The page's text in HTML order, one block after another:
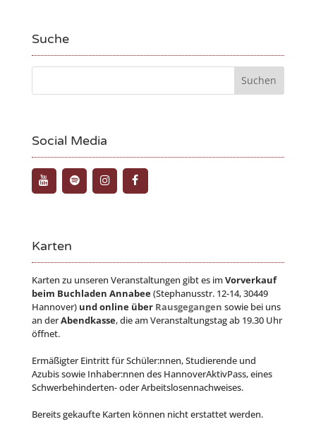
Suche
Social Media
Karten
Karten zu unseren Veranstaltungen gibt es imVorverkauf
beim Buchladen Annabee(Stephanusstr. 12-14, 30449
Hannover) und online über Rausgegangen sowie bei uns
an derAbendkasse, die am Veranstaltungstag ab 19.30 Uhr
öffnet.
Ermäßigter Eintritt für Schüler:nnen, Studierende und
Azubis sowie Inhaber:nnen des HannoverAktivPass, eines
Schwerbehinderten- oder Arbeitslosennachweises.
Bereits gekaufte Karten können nicht erstattet werden.